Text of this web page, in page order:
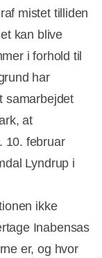
mistet tilliden
kan blive
i forhold til
har
samarbejdet
at
10. februar
Lyndrup i
ikke
Inabensas
er, og hvor